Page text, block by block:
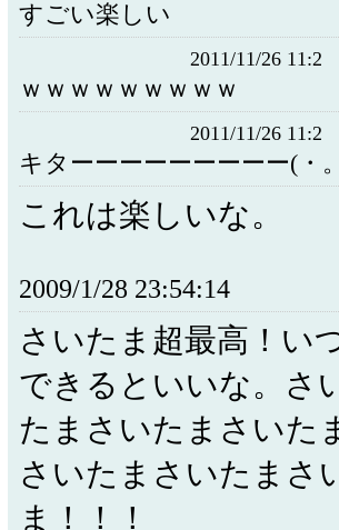
すごい楽しい
2011/11/26 11:2
ｗｗｗｗｗｗｗｗｗ
2011/11/26 11:2
キターーーーーーーーー(・
これは楽しいな。
2009/1/28 23:54:14
さいたま超最高！い
できるといいな。さ
たまさいたまさいた
さいたまさいたまさ
ま！！！